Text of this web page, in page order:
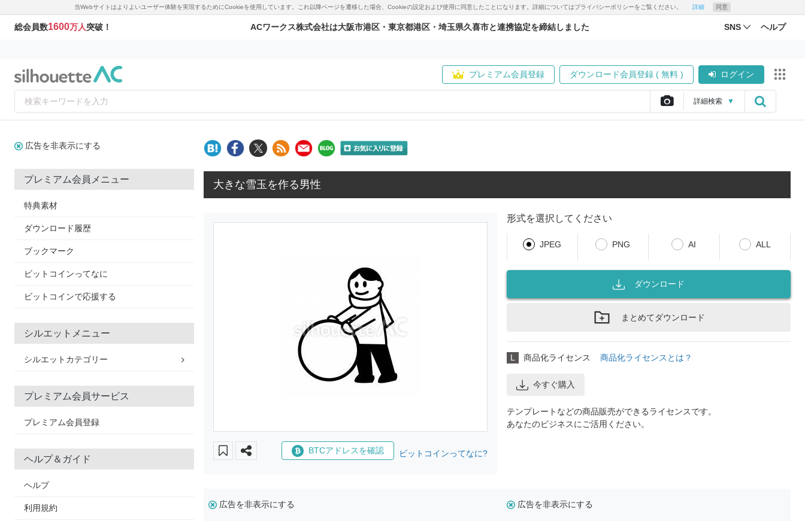
当Webサイトはよりよいユーザー体験を実現するためにCookieを使用しています。これ以降ページを遷移した場合、Cookieの設定および使用に同意したことになります。詳細についてはプライバシーポリシーをご覧ください。 詳細 同意
総会員数1600万人突破！ ACワークス株式会社は大阪市港区・東京都港区・埼玉県久喜市と連携協定を締結しました SNS ヘルプ
プレミアム会員登録 ダウンロード会員登録 ( 無料 ) ログイン
詳細検索 ▼
広告を非表示にする
プレミアム会員メニュー
特典素材
ダウンロード履歴
ブックマーク
ビットコインってなに
ビットコインで応援する
シルエットメニュー
シルエットカテゴリー
プレミアム会員サービス
プレミアム会員登録
ヘルプ＆ガイド
ヘルプ
利用規約
大きな雪玉を作る男性
BTCアドレスを確認 ビットコインってなに?
形式を選択してください
JPEG PNG AI ALL
ダウンロード
まとめてダウンロード
L 商品化ライセンス 商品化ライセンスとは？
今すぐ購入
テンプレートなどの商品販売ができるライセンスです。
あなたのビジネスにご活用ください。
広告を非表示にする 広告を非表示にする